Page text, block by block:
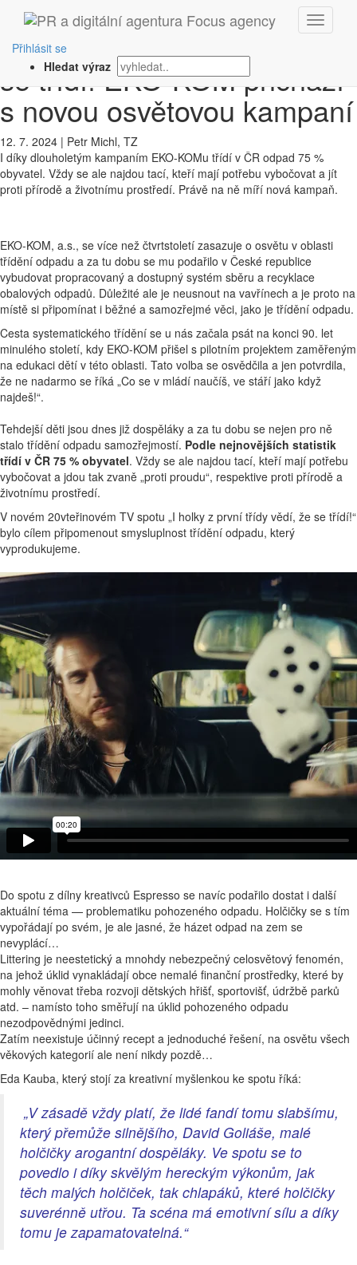
Přihlásit se
Hledat výraz
‹ Zpět
I holky z první třídy vědí, že
se třídí! EKO-KOM přichází
s novou osvětovou kampaní
12. 7. 2024 | Petr Michl, TZ
I díky dlouholetým kampaním EKO-KOMu třídí v ČR odpad 75 %
obyvatel. Vždy se ale najdou tací, kteří mají potřebu vybočovat a jít
proti přírodě a životnímu prostředí. Právě na ně míří nová kampaň.
EKO-KOM, a.s., se více než čtvrtstoletí zasazuje o osvětu v oblasti
třídění odpadu a za tu dobu se mu podařilo v České republice
vybudovat propracovaný a dostupný systém sběru a recyklace
obalových odpadů. Důležité ale je neusnout na vavřínech a je proto na
místě si připomínat i běžné a samozřejmé věci, jako je třídění odpadu.
Cesta systematického třídění se u nás začala psát na konci 90. let
minulého století, kdy EKO-KOM přišel s pilotním projektem zaměřeným
na edukaci dětí v této oblasti. Tato volba se osvědčila a jen potvrdila,
že ne nadarmo se říká „Co se v mládí naučíš, ve stáří jako když
najdeš!“.
Tehdejší děti jsou dnes již dospěláky a za tu dobu se nejen pro ně
stalo třídění odpadu samozřejmostí. Podle nejnovějších statistik
třídí v ČR 75 % obyvatel. Vždy se ale najdou tací, kteří mají potřebu
vybočovat a jdou tak zvaně „proti proudu“, respektive proti přírodě a
životnímu prostředí.
V novém 20vteřinovém TV spotu „I holky z první třídy vědí, že se třídí!“
bylo cílem připomenout smysluplnost třídění odpadu, který
vyprodukujeme.
Do spotu z dílny kreativců Espresso se navíc podařilo dostat i další
aktuální téma — problematiku pohozeného odpadu. Holčičky se s tím
vypořádají po svém, je ale jasné, že házet odpad na zem se
nevyplácí…
Littering je neestetický a mnohdy nebezpečný celosvětový fenomén,
na jehož úklid vynakládají obce nemalé finanční prostředky, které by
mohly věnovat třeba rozvoji dětských hřišť, sportovišť, údržbě parků
atd. – namísto toho směřují na úklid pohozeného odpadu
nezodpovědnými jedinci.
Zatím neexistuje účinný recept a jednoduché řešení, na osvětu všech
věkových kategorií ale není nikdy pozdě…
Eda Kauba, který stojí za kreativní myšlenkou ke spotu říká:
„V zásadě vždy platí, že lidé fandí tomu slabšímu,
který přemůže silnějšího, David Goliáše, malé
holčičky arogantní dospěláky. Ve spotu se to
povedlo i díky skvělým hereckým výkonům, jak
těch malých holčiček, tak chlapáků, které holčičky
suverénně utřou. Ta scéna má emotivní sílu a díky
tomu je zapamatovatelná.“